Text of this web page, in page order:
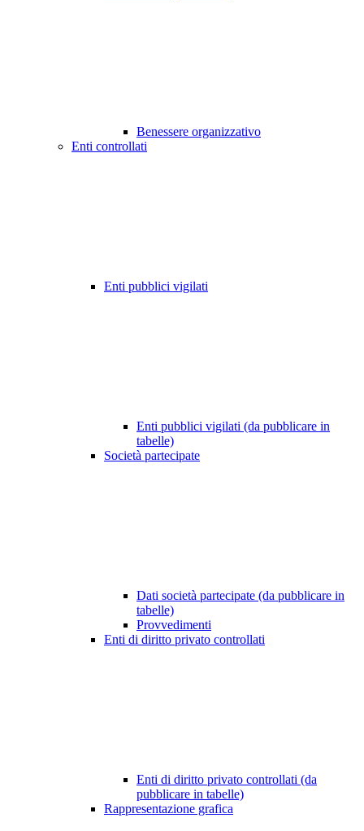
Benessere organizzativo
Enti controllati
Enti pubblici vigilati
Enti pubblici vigilati (da pubblicare in
tabelle)
Società partecipate
Dati società partecipate (da pubblicare in
tabelle)
Provvedimenti
Enti di diritto privato controllati
Enti di diritto privato controllati (da
pubblicare in tabelle)
Rappresentazione grafica